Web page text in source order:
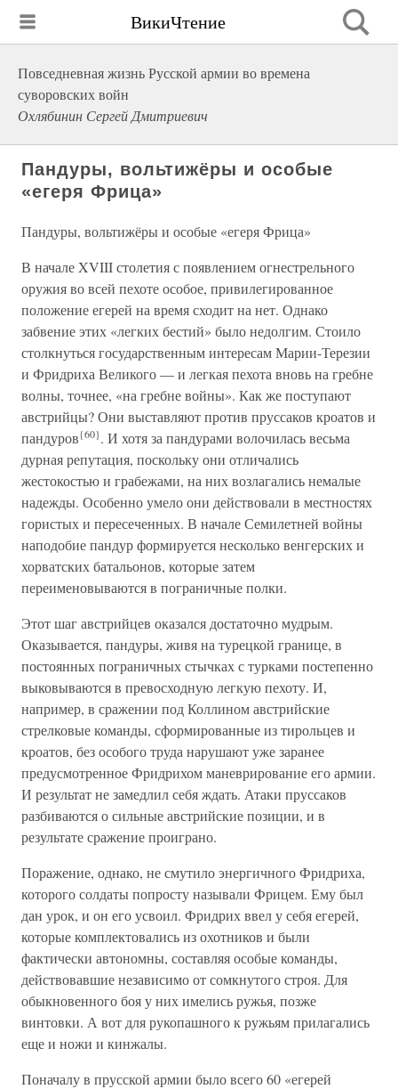
ВикиЧтение
Повседневная жизнь Русской армии во времена
суворовских войн
Охлябинин Сергей Дмитриевич
Пандуры, вольтижёры и особые
«егеря Фрица»
Пандуры, вольтижёры и особые «егеря Фрица»
В начале XVIII столетия с появлением огнестрельного
оружия во всей пехоте особое, привилегированное
положение егерей на время сходит на нет. Однако
забвение этих «легких бестий» было недолгим. Стоило
столкнуться государственным интересам Марии-Терезии
и Фридриха Великого — и легкая пехота вновь на гребне
волны, точнее, «на гребне войны». Как же поступают
австрийцы? Они выставляют против пруссаков кроатов и
пандуров{60}. И хотя за пандурами волочилась весьма
дурная репутация, поскольку они отличались
жестокостью и грабежами, на них возлагались немалые
надежды. Особенно умело они действовали в местностях
гористых и пересеченных. В начале Семилетней войны
наподобие пандур формируется несколько венгерских и
хорватских батальонов, которые затем
переименовываются в пограничные полки.
Этот шаг австрийцев оказался достаточно мудрым.
Оказывается, пандуры, живя на турецкой границе, в
постоянных пограничных стычках с турками постепенно
выковываются в превосходную легкую пехоту. И,
например, в сражении под Коллином австрийские
стрелковые команды, сформированные из тирольцев и
кроатов, без особого труда нарушают уже заранее
предусмотренное Фридрихом маневрирование его армии.
И результат не замедлил себя ждать. Атаки пруссаков
разбиваются о сильные австрийские позиции, и в
результате сражение проиграно.
Поражение, однако, не смутило энергичного Фридриха,
которого солдаты попросту называли Фрицем. Ему был
дан урок, и он его усвоил. Фридрих ввел у себя егерей,
которые комплектовались из охотников и были
фактически автономны, составляя особые команды,
действовавшие независимо от сомкнутого строя. Для
обыкновенного боя у них имелись ружья, позже
винтовки. А вот для рукопашного к ружьям прилагались
еще и ножи и кинжалы.
Поначалу в прусской армии было всего 60 «егерей